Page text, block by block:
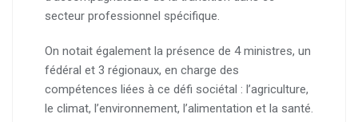
secteur professionnel spécifique.
On notait également la présence de 4 ministres, un
fédéral et 3 régionaux, en charge des
compétences liées à ce défi sociétal : l’agriculture,
le climat, l’environnement, l’alimentation et la santé.